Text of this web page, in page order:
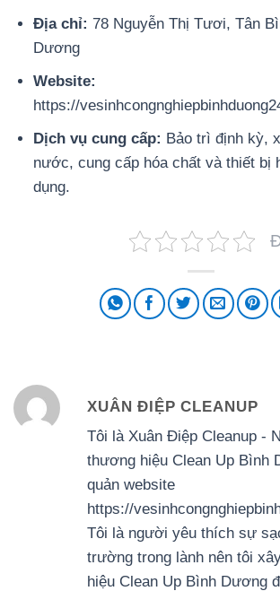
Địa chỉ: 78 Nguyễn Thị Tươi, Tân
Dương
Website:
https://
Dịch vụ cung cấp: Bảo trì định kỳ,
nước, cung cấp hóa chất và thiết bị
dụng.
XUÂN ĐIỆP CLEANUP
Tôi là Xuân Điệp Cleanup -
thương hiệu Clean Up Bình
quản website
https://
Tôi là người yêu thích sự
trường trong lành nên tôi
hiệu Clean Up Bình Dương